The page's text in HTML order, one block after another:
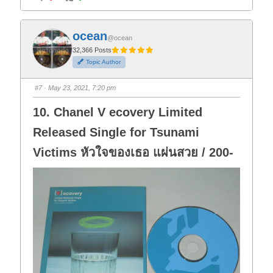
i
k
f
o
r
t
h
u
m
d
o
n
.
i
k
o
r
t
h
u
m
u
p
ocean@ocean
32,366 Posts
Topic Author
#7· May 23, 2021, 7:20 pm
10. Chanel V ecovery Limited
Released Single for Tsunami
Victims หัวใจของเธอ แผ่นสวย / 200-